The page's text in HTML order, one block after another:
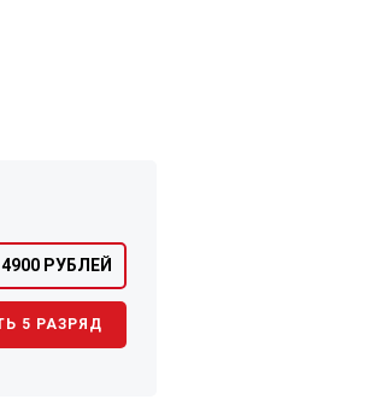
4900 РУБЛЕЙ
5 РАЗРЯД